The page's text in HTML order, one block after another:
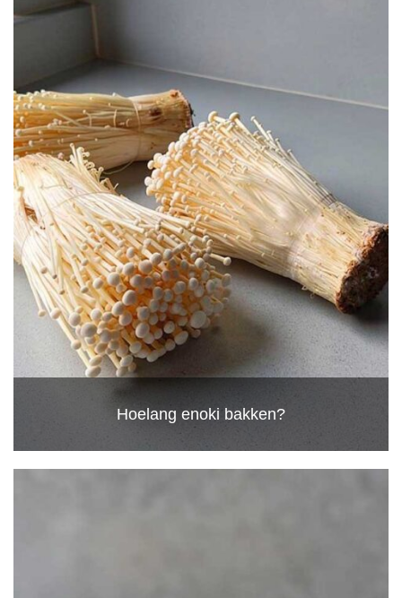
Hoelang enoki bakken?